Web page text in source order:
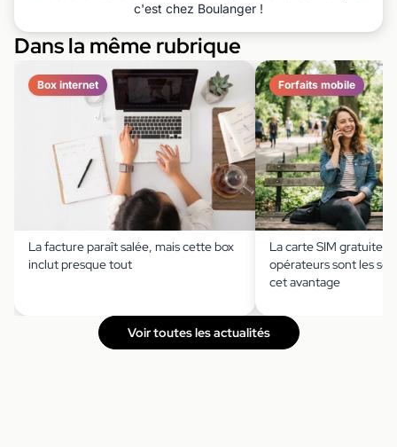
c'est chez Boulanger !
Dans la même rubrique
Box internet
La facture paraît salée, mais cette box
inclut presque tout
Forfaits mobile
La carte SIM gratuite ?
opérateurs sont les
cet avantage
Voir toutes les actualités